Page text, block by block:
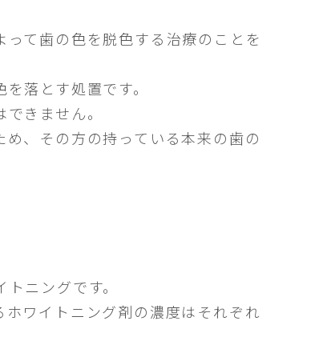
て歯の色を脱色する治療のことを
落とす処置です。
きません。
、その方の持っている本来の歯の
ニングです。
ワイトニング剤の濃度はそれぞれ